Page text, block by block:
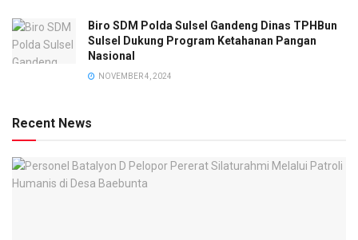
Biro SDM Polda Sulsel Gandeng Dinas TPHBun
Sulsel Dukung Program Ketahanan Pangan
Nasional
NOVEMBER 4, 2024
Recent News